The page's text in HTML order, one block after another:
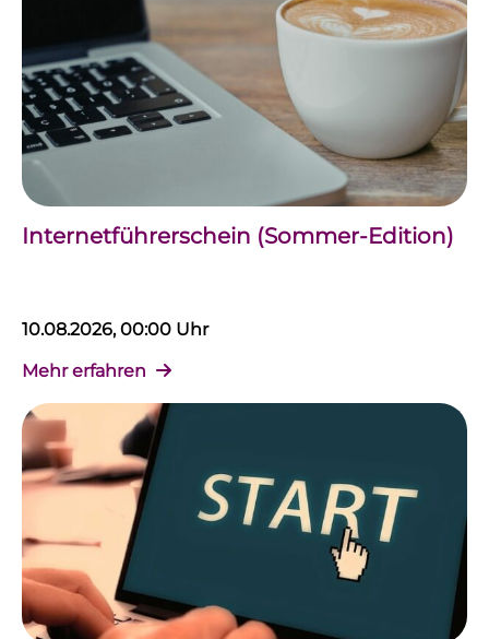
Internetführerschein (Sommer-Edition)
10.08.2026, 00:00 Uhr
Mehr erfahren